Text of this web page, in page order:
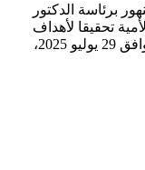
برئاسة الدكتور
تحقيقا لأهداف
التنمية المستدامة، انطلقت اليوم الثلاثاء الموافق 29 يوليو 2025،